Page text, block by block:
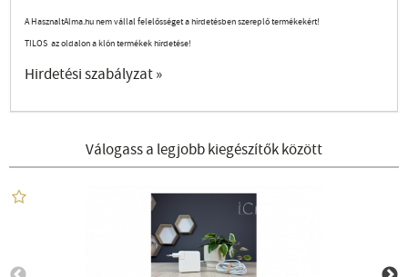
A HasznaltAlma.hu nem vállal felelősséget a hirdetésben szereplő termékekért!
TILOS az oldalon a klón termékek hirdetése!
Hirdetési szabályzat »
Válogass a legjobb kiegészítők között